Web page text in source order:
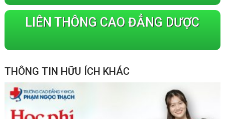
LIÊN THÔNG CAO ĐẲNG DƯỢC
THÔNG TIN HỮU ÍCH KHÁC